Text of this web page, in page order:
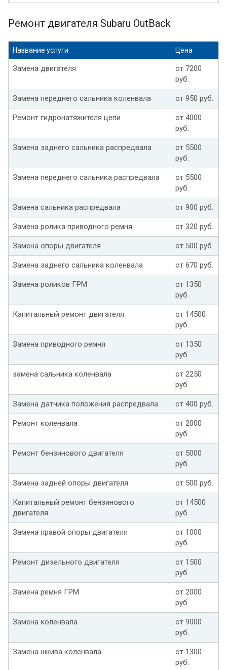
Ремонт двигателя Subaru OutBack
Название услуги Цена
Замена двигателя
от 7200
руб.
Замена переднего сальника коленвала от 950 руб.
Ремонт гидронатяжителя цепи
от 4000
руб.
Замена заднего сальника распредвала
от 5500
руб.
Замена переднего сальника распредвала
от 5500
руб.
Замена сальника распредвала от 900 руб.
Замена ролика приводного ремня от 320 руб.
Замена опоры двигателя от 500 руб.
Замена заднего сальника коленвала от 670 руб.
Замена роликов ГРМ
от 1350
руб.
Капитальный ремонт двигателя
от 14500
руб.
Замена приводного ремня
от 1350
руб.
замена сальника коленвала
от 2250
руб.
Замена датчика положения распредвала от 400 руб.
Ремонт коленвала
от 2000
руб.
Ремонт бензинового двигателя
от 5000
руб.
Замена задней опоры двигателя от 500 руб.
Капитальный ремонт бензинового
двигателя
от 14500
руб.
Замена правой опоры двигателя
от 1000
руб.
Ремонт дизельного двигателя
от 1500
руб.
Замена ремня ГРМ
от 2000
руб.
Замена коленвала
от 9000
руб.
Замена шкива коленвала
от 1300
руб.